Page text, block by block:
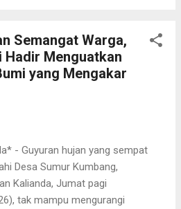
tema "Hamparan Syukur di Kaki
perayaan tahun ini
dukungan penuh dari Bupati
adat berupa pengalungan
pemasangan peci oleh tokoh
simbol penghormatan kepada
Semangat Warga,
Hadir Menguatkan
yang Mengakar
- Guyuran hujan yang sempat
Desa Sumur Kumbang,
Kalianda, Jumat pagi
tak mampu mengurangi